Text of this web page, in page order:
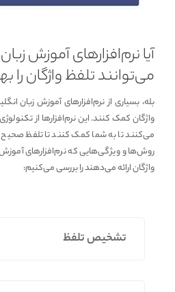
آیا نرم‌افزارهای آموزش
می‌توانند تلفظ واژگان را
بله، بسیاری از نرم‌افزارهای آموزش زبان
واژگان کمک کنند. این نرم‌افزارها از
می‌کنند تا به شما کمک کنند تا تلفظ صحیح
روش‌ها و ویژگی‌هایی که نرم‌افزارهای
واژگان ارائه می‌دهند را بررسی می‌کنیم:
تشخیص تلفظ